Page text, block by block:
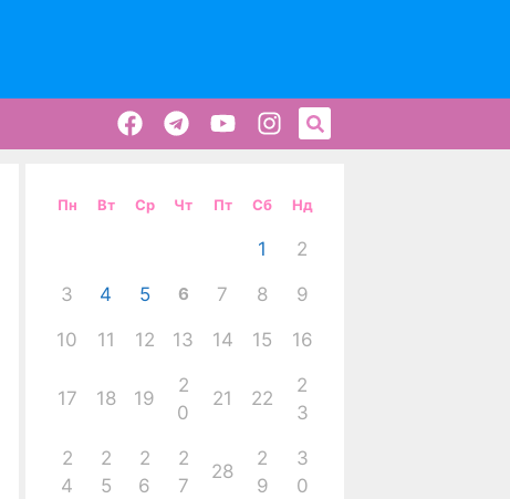
Пн Вт Ср Чт Пт Сб Нд
1 2
3 4 5 6 7 8 9
10 11 12 13 14 15 16
17 18 19
2
0
21 22
2
3
2
4
2
5
2
6
2
7
28
2
9
3
0